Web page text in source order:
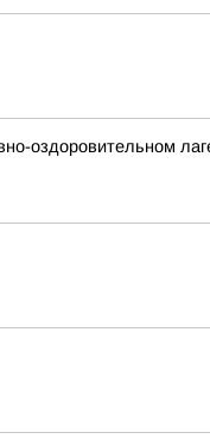
оздоровительном